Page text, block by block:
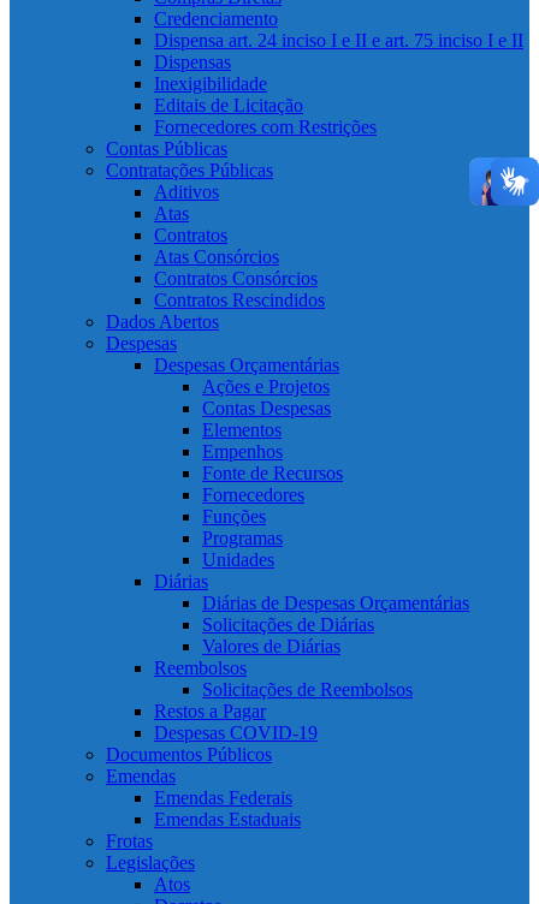
Credenciamento
Dispensa art. 24 inciso I e II e art. 75 inciso I e II
Dispensas
Inexigibilidade
Editais de Licitação
Fornecedores com Restrições
Contas Públicas
Contratações Públicas
Aditivos
Atas
Contratos
Atas Consórcios
Contratos Consórcios
Contratos Rescindidos
Dados Abertos
Despesas
Despesas Orçamentárias
Ações e Projetos
Contas Despesas
Elementos
Empenhos
Fonte de Recursos
Fornecedores
Funções
Programas
Unidades
Diárias
Diárias de Despesas Orçamentárias
Solicitações de Diárias
Valores de Diárias
Reembolsos
Solicitações de Reembolsos
Restos a Pagar
Despesas COVID-19
Documentos Públicos
Emendas
Emendas Federais
Emendas Estaduais
Frotas
Legislações
Atos